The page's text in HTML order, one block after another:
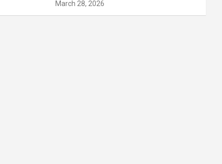
March 28, 2026